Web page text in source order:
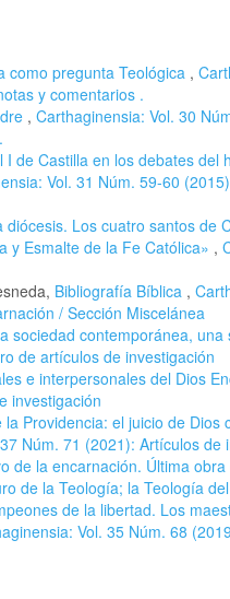
como pregunta Teológica ,
y comentarios .
, Carthaginensia: Vol. 30
I de Castilla en los debates del
Vol. 31 Núm. 59-60
diócesis. Los cuatro santos de
y Esmalte de la Fe Católica» ,
Bibliografía Bíblica ,
/ Sección Miscelánea
sociedad contemporánea, una
de artículos de investigación
e interpersonales del Dios
investigación
la Providencia: el juicio de
Núm. 71 (2021): Artículos de
de la encarnación. Última
de la Teología; la Teología
de la libertad. Los
Vol. 35 Núm. 68